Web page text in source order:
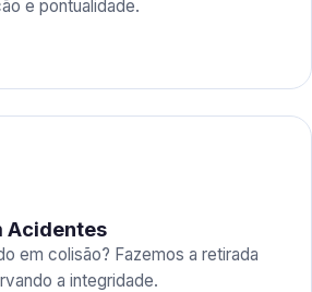
e pontualidade.
Acidentes
em colisão? Fazemos a retirada
a integridade.